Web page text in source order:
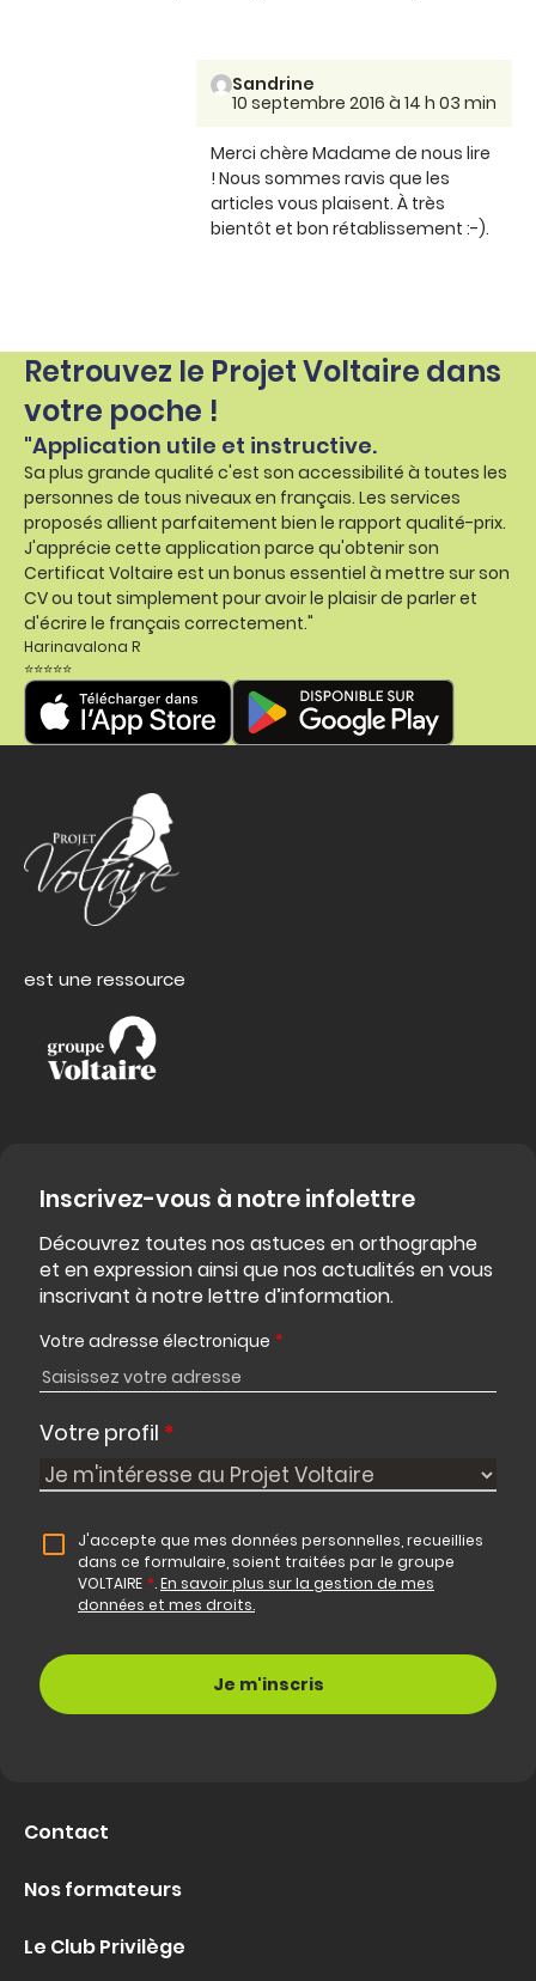
Sandrine
10 septembre 2016 à 14 h 03 min
Merci chère Madame de nous lire
! Nous sommes ravis que les
articles vous plaisent. À très
bientôt et bon rétablissement :-).
Retrouvez le Projet Voltaire dans
votre poche !
"Application utile et instructive.
Sa plus grande qualité c'est son accessibilité à toutes les
personnes de tous niveaux en français. Les services
proposés allient parfaitement bien le rapport qualité-prix.
J'apprécie cette application parce qu'obtenir son
Certificat Voltaire est un bonus essentiel à mettre sur son
CV ou tout simplement pour avoir le plaisir de parler et
d'écrire le français correctement."
Harinavalona R
⭐⭐⭐⭐⭐
est une ressource
Inscrivez-vous à notre infolettre
Découvrez toutes nos astuces en orthographe
et en expression ainsi que nos actualités en vous
inscrivant à notre lettre d’information.
Votre adresse électronique *
Votre profil *
J'accepte que mes données personnelles, recueillies
dans ce formulaire, soient traitées par le groupe
VOLTAIRE *.En savoir plus sur la gestion de mes
données et mes droits.
Contact
Nos formateurs
Le Club Privilège